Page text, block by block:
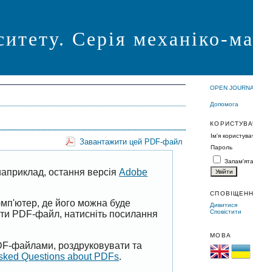
Серія механіко-
OPEN
Допомога
Ім'я
Пароль
Дивитися
Сповістити
МОВА
Завантажити цей PDF-файл
остання версіяAdobe
де його можна буде
PDF-файл, натисніть посилання
файлами, роздруковувати та
Questions about PDFs.